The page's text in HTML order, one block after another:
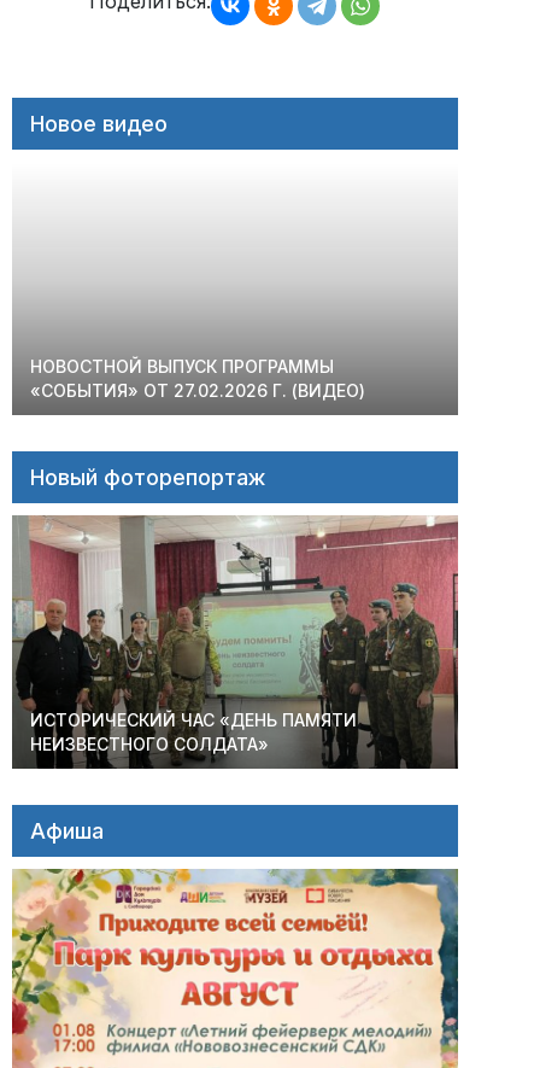
Новое видео
НОВОСТНОЙ ВЫПУСК ПРОГРАММЫ
«СОБЫТИЯ» ОТ 27.02.2026 Г. (ВИДЕО)
Новый фоторепортаж
ИСТОРИЧЕСКИЙ ЧАС «ДЕНЬ ПАМЯТИ
НЕИЗВЕСТНОГО СОЛДАТА»
Афиша